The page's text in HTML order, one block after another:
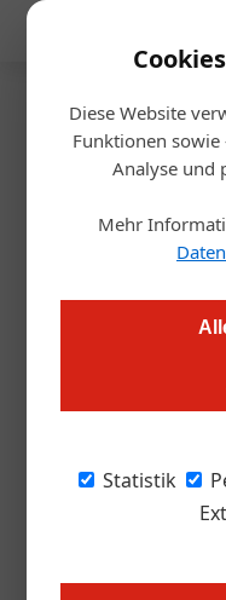
Diese Website
Funktionen
Analyse und
Mehr
Statistik
Bad Waltersdorf. Mit
Thermenhof Paierl jetzt
fungieren und somit
Geschäftsbereichen